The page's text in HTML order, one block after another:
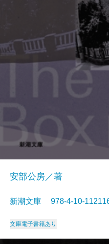
安部公房／著
新潮文庫 978-4-10-
文庫電子書籍あり